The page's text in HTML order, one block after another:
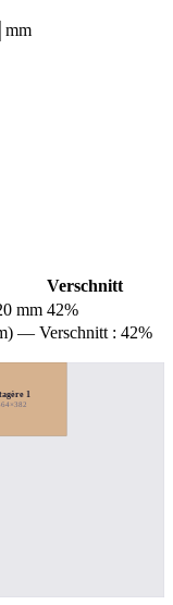
mm
Verschnitt
mm 42%
— Verschnitt : 42%
1